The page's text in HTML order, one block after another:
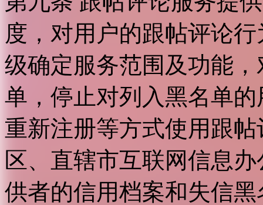
度，对用户的跟帖评论
级确定服务范围及功能
单，停止对列入黑名单
重新注册等方式使用跟
区、直辖市互联网信息
供者的信用档案和失信